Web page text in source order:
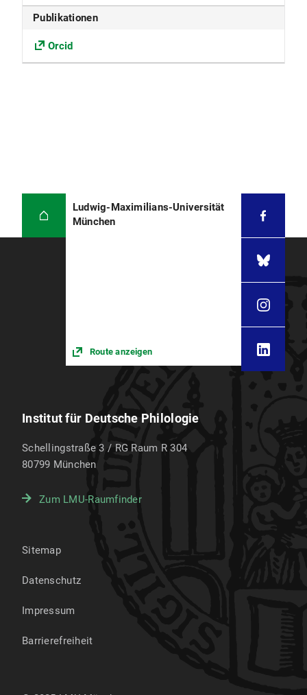
Publikationen
Orcid
Ludwig-Maximilians-Universität
München
Route anzeigen
Institut für Deutsche Philologie
Schellingstraße 3 / RG Raum R 304
80799 München
Zum LMU-Raumfinder
Sitemap
Datenschutz
Impressum
Barrierefreiheit